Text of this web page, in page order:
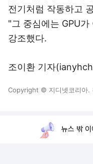
전기처럼 작동하고
"그 중심에는 GPU
강조했다.
조이환 기자
Copyright © 지디넷코리아.
뉴스 밖 이